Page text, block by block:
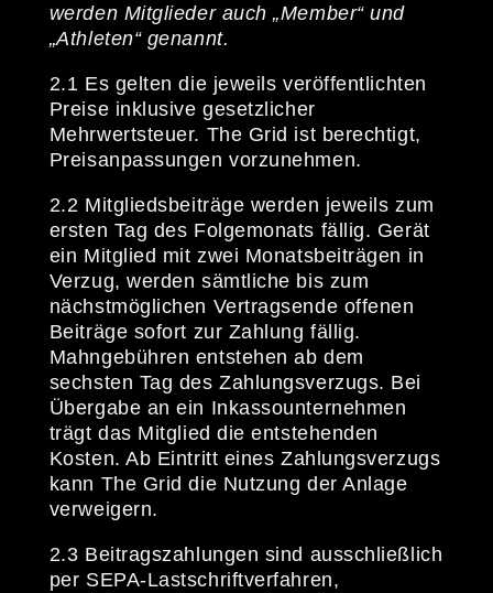
werden Mitglieder auch „Member“ und
„Athleten“ genannt.
2.1 Es gelten die jeweils veröffentlichten
Preise inklusive gesetzlicher
Mehrwertsteuer. The Grid ist berechtigt,
Preisanpassungen vorzunehmen.
2.2 Mitgliedsbeiträge werden jeweils zum
ersten Tag des Folgemonats fällig. Gerät
ein Mitglied mit zwei Monatsbeiträgen in
Verzug, werden sämtliche bis zum
nächstmöglichen Vertragsende offenen
Beiträge sofort zur Zahlung fällig.
Mahngebühren entstehen ab dem
sechsten Tag des Zahlungsverzugs. Bei
Übergabe an ein Inkassounternehmen
trägt das Mitglied die entstehenden
Kosten. Ab Eintritt eines Zahlungsverzugs
kann The Grid die Nutzung der Anlage
verweigern.
2.3 Beitragszahlungen sind ausschließlich
per SEPA-Lastschriftverfahren,